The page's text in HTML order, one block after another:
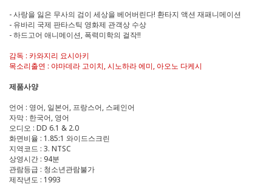
-사랑을 잃은 무사의 검이 세상을 베어버린다! 환타지 액션 재패니메이션
- 유바리 국제 판타스틱 영화제 관객상 수상
- 하드고어 애니메이션, 폭력미학의 걸작!!
감독 : 카와지리 요시아키
목소리출연 : 야마데라 고이치, 시노하라 에미, 아오노 다케시
제품사양
언어 : 영어, 일본어, 프랑스어, 스페인어
자막 : 한국어, 영어
오디오 : DD 6.1 & 2.0
화면비율 : 1.85:1 와이드스크린
지역코드 : 3. NTSC
상영시간 : 94분
관람등급 : 청소년관람불가
제작년도 : 1993